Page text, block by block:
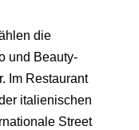
die
und Beauty-
Im Restaurant
italienischen
Street